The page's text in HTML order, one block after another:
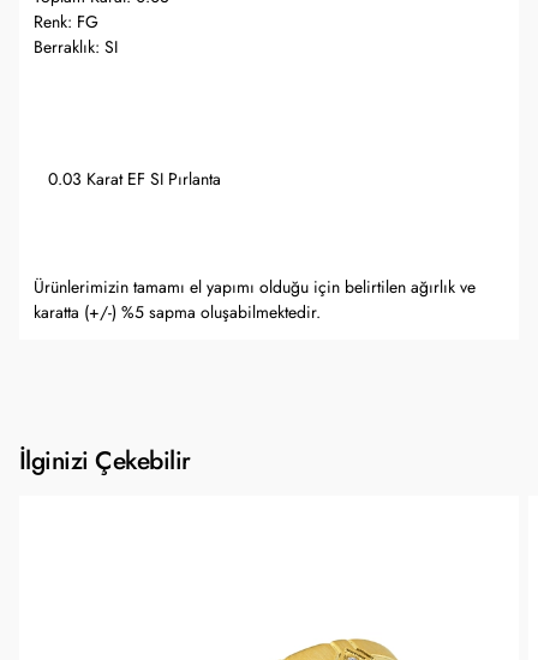
Renk: FG
Berraklık: SI
0.03 Karat EF SI Pırlanta
Ürünlerimizin tamamı el yapımı olduğu için belirtilen ağırlık ve
karatta (+/-) %5 sapma oluşabilmektedir.
İlginizi Çekebilir